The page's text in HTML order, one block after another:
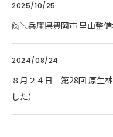
2025/10/25
🙋＼兵庫県豊岡市 里山整
2024/08/24
８月２４日 第28回 原生林
した）